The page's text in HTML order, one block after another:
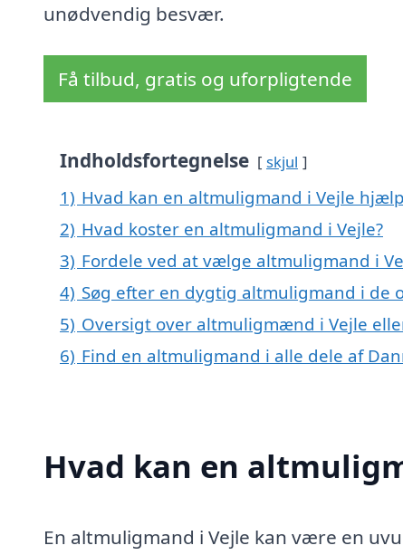
unødvendig besvær.
Få tilbud, gratis og uforpligtende
Indholdsfortegnelse skjul
1) Hvad kan en altmuligmand i Vejle
2) Hvad koster en altmuligmand i Vejle?
3) Fordele ved at vælge altmuligmand i
4) Søg efter en dygtig altmuligmand i de
5) Oversigt over altmuligmænd i Vejle
6) Find en altmuligmand i alle dele af
Hvad kan en
En altmuligmand i Vejle kan være en